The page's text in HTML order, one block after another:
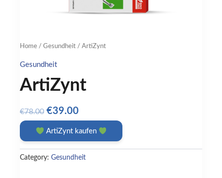
Home / Gesundheit / ArtiZynt
Gesundheit
ArtiZynt
€78.00 Original
was:
€78.00.
€39.00
is:
€39.00.
ArtiZynt kaufen
Category: Gesundheit